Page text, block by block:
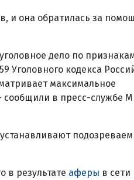
и она обратилась за
дело по
Уголовного кодекса
максимальное
сообщили в пресс-службе
в результате аферы в сети